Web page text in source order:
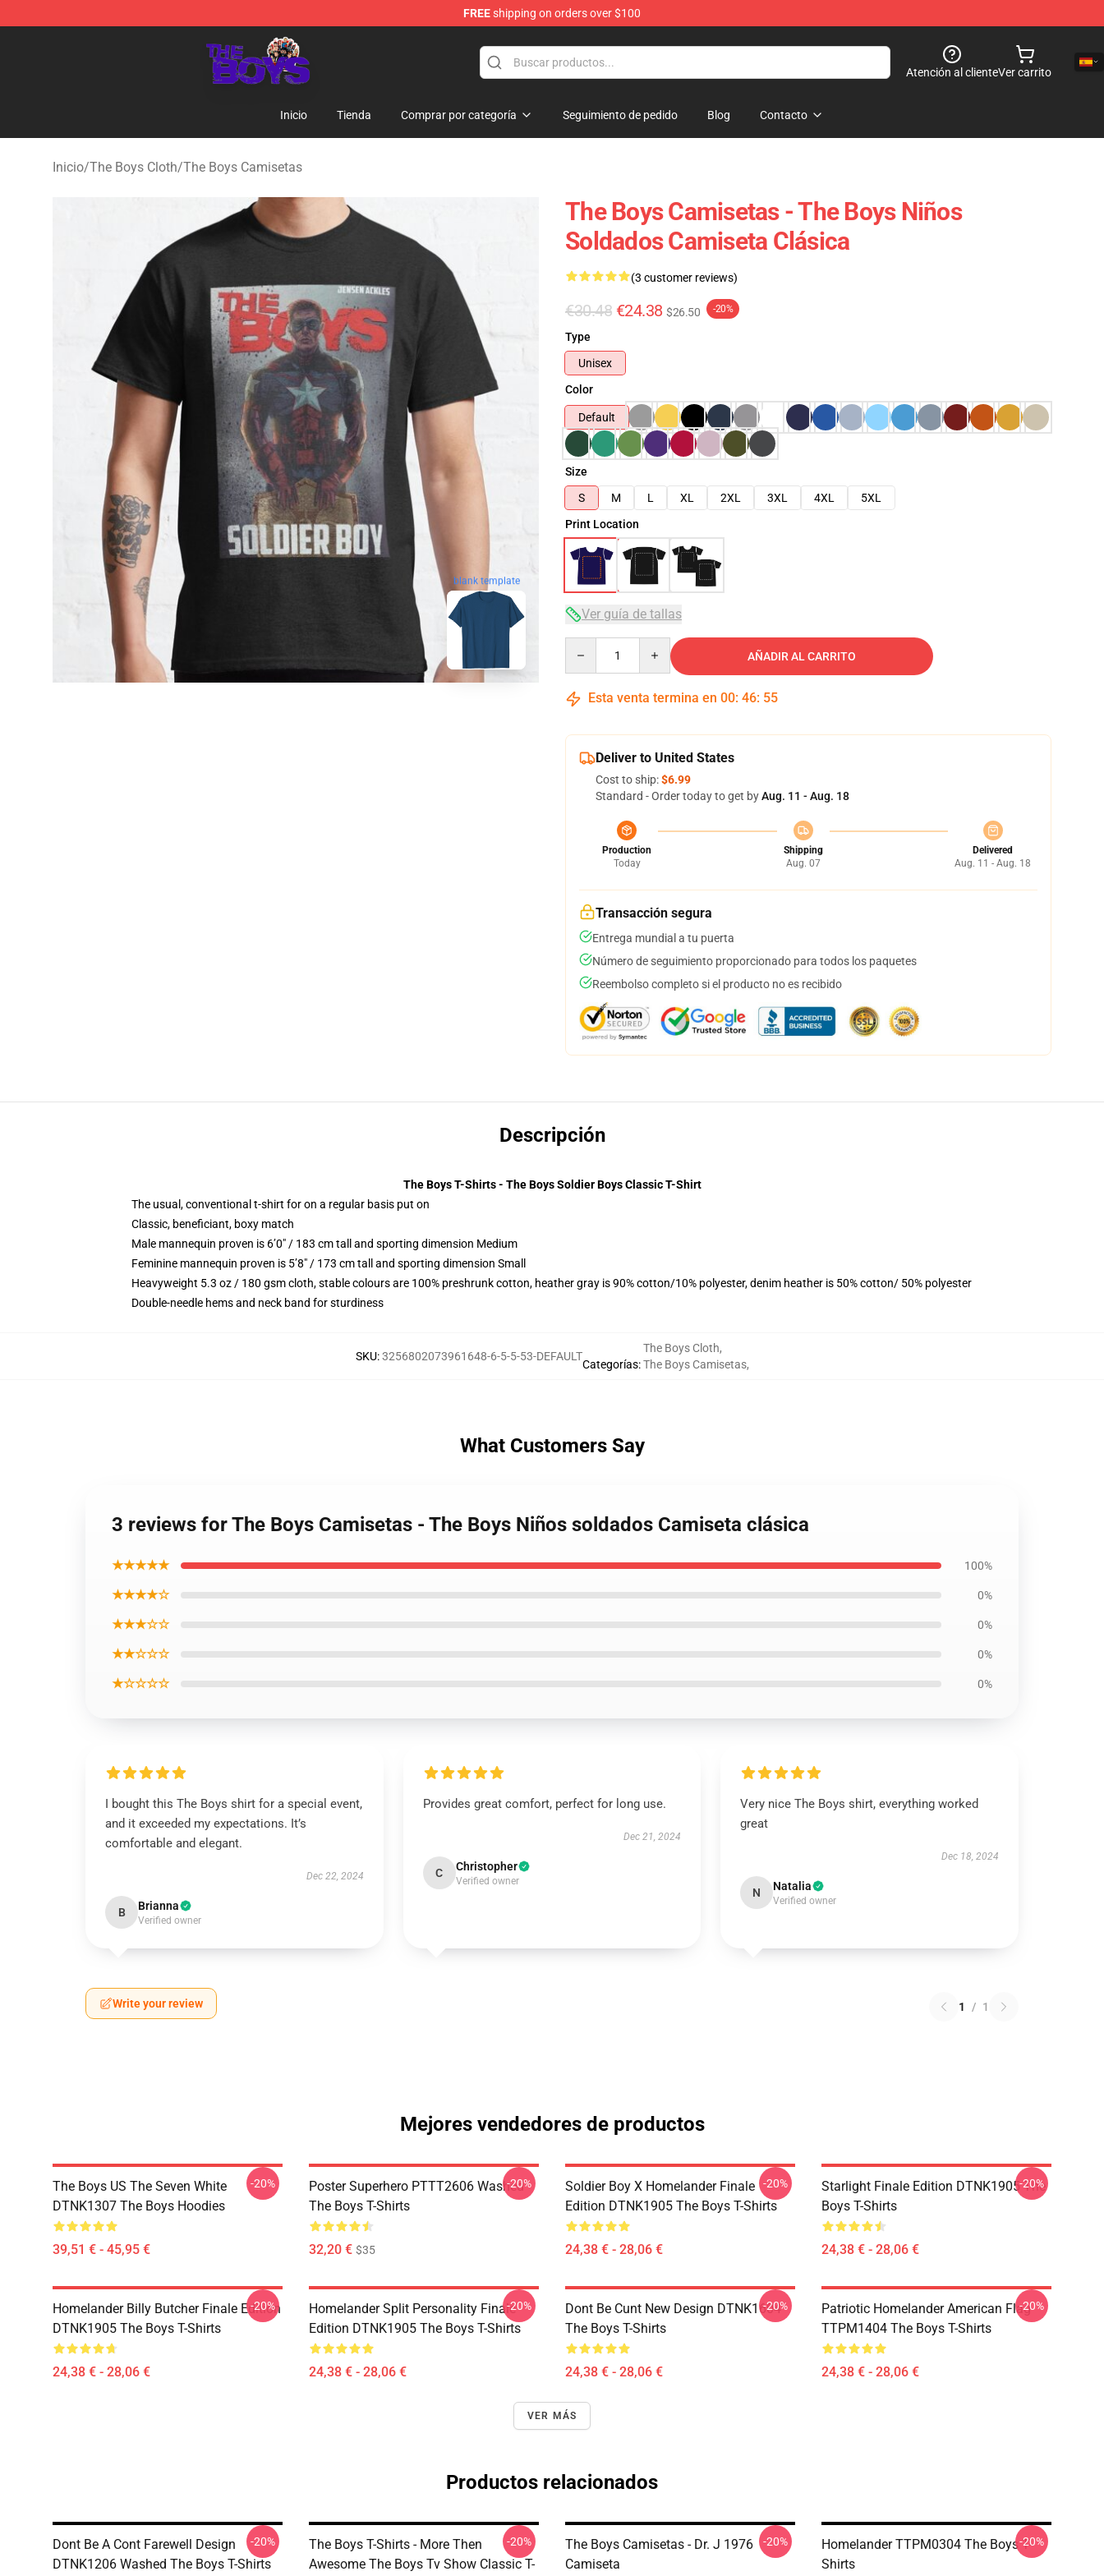
FREEshipping on orders over $100
The Boys Store - Official The Boys Merchandise Shop
Atención al clienteVer carrito
Inicio Tienda Comprar por categoría Seguimiento de pedido Blog Contacto
Inicio/The Boys Cloth/The Boys Camisetas
blank template
The Boys Camisetas - The Boys Niños
Soldados Camiseta Clásica
(3 customer reviews)
€30.48 €24.38 $26.50 -20%
Type
Unisex
Color
Default
Size
S
M L XL 2XL 3XL 4XL
5XL
Print Location
Ver guía de tallas
AÑADIR AL CARRITO
Esta venta termina en 00: 46: 54
Deliver to United States
Cost to ship:$6.99
Standard - Order today to get byAug. 11 - Aug. 18
Production
Today
Shipping
Aug. 07
Delivered
Aug. 11 - Aug. 18
Transacción segura
Entrega mundial a tu puerta
Número de seguimiento proporcionado para todos los paquetes
Reembolso completo si el producto no es recibido
Descripción
The Boys T-Shirts - The Boys Soldier Boys Classic T-Shirt
The usual, conventional t-shirt for on a regular basis put on
Classic, beneficiant, boxy match
Male mannequin proven is 6’0″ / 183 cm tall and sporting dimension Medium
Feminine mannequin proven is 5’8″ / 173 cm tall and sporting dimension Small
Heavyweight 5.3 oz / 180 gsm cloth, stable colours are 100% preshrunk cotton, heather gray is 90% cotton/10% polyester, denim heather is 50% cotton/ 50% polyester
Double-needle hems and neck band for sturdiness
SKU:3256802073961648-6-5-5-53-DEFAULT
Categorías:
The Boys Cloth,
The Boys Camisetas,
What Customers Say
3 reviews for The Boys Camisetas - The Boys Niños soldados Camiseta clásica
★★★★★ 100%
★★★★☆ 0%
★★★☆☆ 0%
★★☆☆☆ 0%
★☆☆☆☆ 0%
I bought this The Boys shirt for a special event,
and it exceeded my expectations. It’s
comfortable and elegant.
Dec 22, 2024
B Brianna
Verified owner
Provides great comfort, perfect for long use.
Dec 21, 2024
C Christopher
Verified owner
Very nice The Boys shirt, everything worked
great
Dec 18, 2024
N Natalia
Verified owner
Write your review 1 / 1
Mejores vendedores de productos
The Boys US The Seven White
DTNK1307 The Boys Hoodies
39,51 € - 45,95 €
-20%
Poster Superhero PTTT2606 Washed
The Boys T-Shirts
32,20 € $35
-20%
Soldier Boy X Homelander Finale
Edition DTNK1905 The Boys T-Shirts
24,38 € - 28,06 €
-20%
Starlight Finale Edition DTNK1905 The
Boys T-Shirts
24,38 € - 28,06 €
-20%
Homelander Billy Butcher Finale Edition
DTNK1905 The Boys T-Shirts
24,38 € - 28,06 €
-20%
Homelander Split Personality Finale
Edition DTNK1905 The Boys T-Shirts
24,38 € - 28,06 €
-20%
Dont Be Cunt New Design DTNK1604
The Boys T-Shirts
24,38 € - 28,06 €
-20%
Patriotic Homelander American Flag
TTPM1404 The Boys T-Shirts
24,38 € - 28,06 €
-20%
VER MÁS
Productos relacionados
Dont Be A Cont Farewell Design
DTNK1206 Washed The Boys T-Shirts
-20%
The Boys T-Shirts - More Then
Awesome The Boys Tv Show Classic T-
-20%
The Boys Camisetas - Dr. J 1976
Camiseta
-20%
Homelander TTPM0304 The Boys T-
Shirts
-20%